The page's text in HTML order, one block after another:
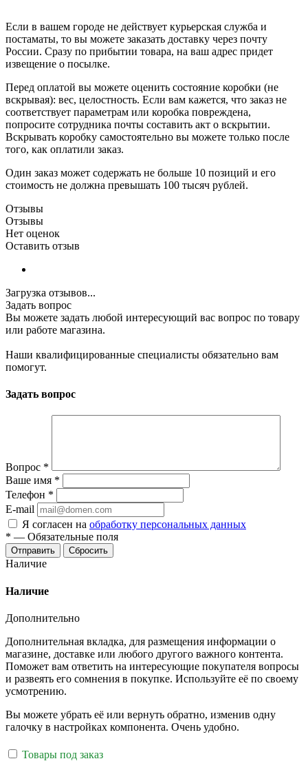
Если в вашем городе не действует курьерская служба и
постаматы, то вы можете заказать доставку через почту
России. Сразу по прибытии товара, на ваш адрес придет
извещение о посылке.
Перед оплатой вы можете оценить состояние коробки (не
вскрывая): вес, целостность. Если вам кажется, что заказ не
соответствует параметрам или коробка повреждена,
попросите сотрудника почты составить акт о вскрытии.
Вскрывать коробку самостоятельно вы можете только после
того, как оплатили заказ.
Один заказ может содержать не больше 10 позиций и его
стоимость не должна превышать 100 тысяч рублей.
Отзывы
Отзывы
Нет оценок
Оставить отзыв
Загрузка отзывов...
Задать вопрос
Вы можете задать любой интересующий вас вопрос по товару
или работе магазина.
Наши квалифицированные специалисты обязательно вам
помогут.
Задать вопрос
Вопрос *
Ваше имя *
Телефон *
E-mail
Я согласен на обработку персональных данных
* — Обязательные поля
Отправить Сбросить
Наличие
Наличие
Дополнительно
Дополнительная вкладка, для размещения информации о
магазине, доставке или любого другого важного контента.
Поможет вам ответить на интересующие покупателя вопросы
и развеять его сомнения в покупке. Используйте её по своему
усмотрению.
Вы можете убрать её или вернуть обратно, изменив одну
галочку в настройках компонента. Очень удобно.
Товары под заказ